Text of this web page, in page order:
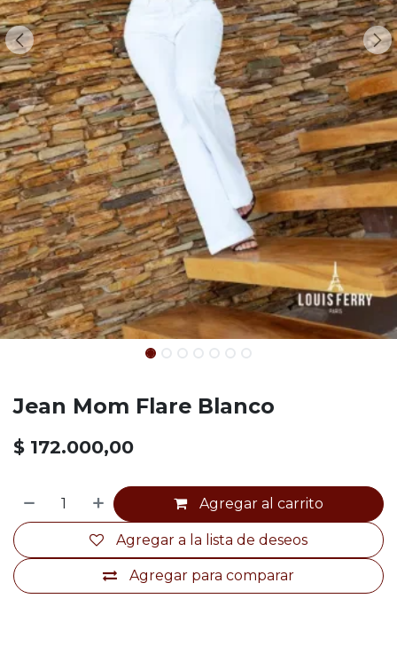
Jean Mom Flare Blanco
$ 172.000,00
Agregar al carrito
Agregar para comparar
Agregar a la lista de deseos